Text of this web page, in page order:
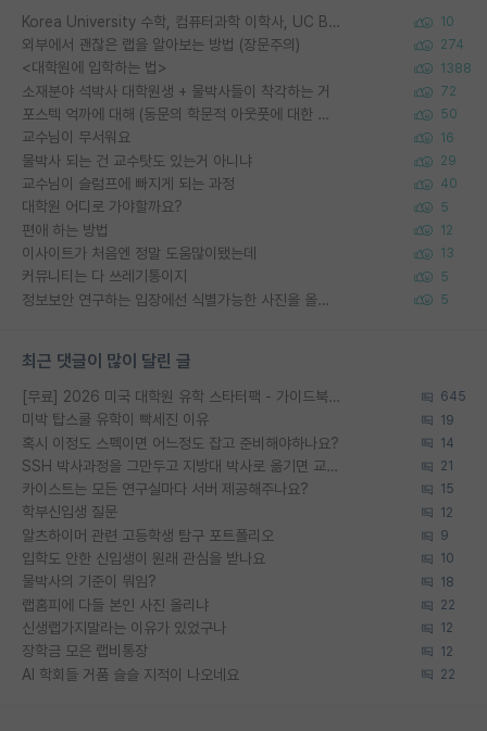
Korea University 수학, 컴퓨터과학 이학사, UC Berkeley 산업공학 대학원 공학박사가 되는 것은 쉽지 않겠죠? 10
외부에서 괜찮은 랩을 알아보는 방법 (장문주의) 274
<대학원에 입학하는 법> 1388
소재분야 석박사 대학원생 + 물박사들이 착각하는 거 72
포스텍 억까에 대해 (동문의 학문적 아웃풋에 대한 반박) 50
교수님이 무서워요 16
물박사 되는 건 교수탓도 있는거 아니냐 29
교수님이 슬럼프에 빠지게 되는 과정 40
대학원 어디로 가야할까요? 5
편애 하는 방법 12
이사이트가 처음엔 정말 도움많이됐는데 13
커뮤니티는 다 쓰레기통이지 5
정보보안 연구하는 입장에선 식별가능한 사진을 올리는건 비추이긴함 5
최근 댓글이 많이 달린 글
[무료] 2026 미국 대학원 유학 스타터팩 - 가이드북 & 합격자 컨택메일 템플릿 645
미박 탑스쿨 유학이 빡세진 이유 19
혹시 이정도 스펙이면 어느정도 잡고 준비해야하나요? 14
SSH 박사과정을 그만두고 지방대 박사로 옮기면 교수의 꿈은 끝일까요? 21
카이스트는 모든 연구실마다 서버 제공해주나요? 15
학부신입생 질문 12
알츠하이머 관련 고등학생 탐구 포트폴리오 9
입학도 안한 신입생이 원래 관심을 받나요 10
물박사의 기준이 뭐임? 18
랩홈피에 다들 본인 사진 올리냐 22
신생랩가지말라는 이유가 있었구나 12
장학금 모은 랩비통장 12
AI 학회들 거품 슬슬 지적이 나오네요 22